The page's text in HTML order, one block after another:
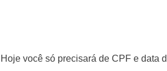
Hoje você só precisará de CPF e data